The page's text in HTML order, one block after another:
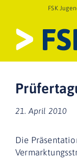
springen
FSK
21. April 2010
Die